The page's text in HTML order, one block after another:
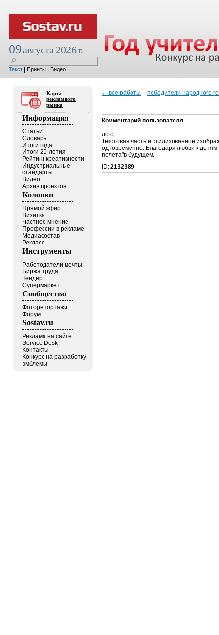
09августа 2026г.
Текст Принты Видео
Карта
рекламного
рынка
Информация
Статьи
Словарь
Итоги года
Итоги 20-летия
Рейтинг креативности
Индустриальные
стандарты
Видео
Архив проектов
Колонки
Прямой эфир
Визитка
Частное мнение
Профессии в рекламе
Медиасостав
Рекласс
Инструменты
Работодатели мечты
Биржа труда
Тендер
Супермаркет
Сообщество
Фоторепортажи
Форум
Sostav.ru
Реклама на сайте
Service Desk
Контакты
Конкурс на разработку
эмблемы
← все работы победители народного
Комментарий пользователя
лого
Текстовая часть и стилизованное
одновременно. Благодаря любви к детям
полета"в будущем.
ID: 2132389